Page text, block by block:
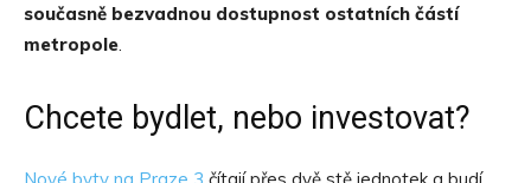
současně bezvadnou dostupnost ostatních částí
metropole.
Chcete bydlet, nebo investovat?